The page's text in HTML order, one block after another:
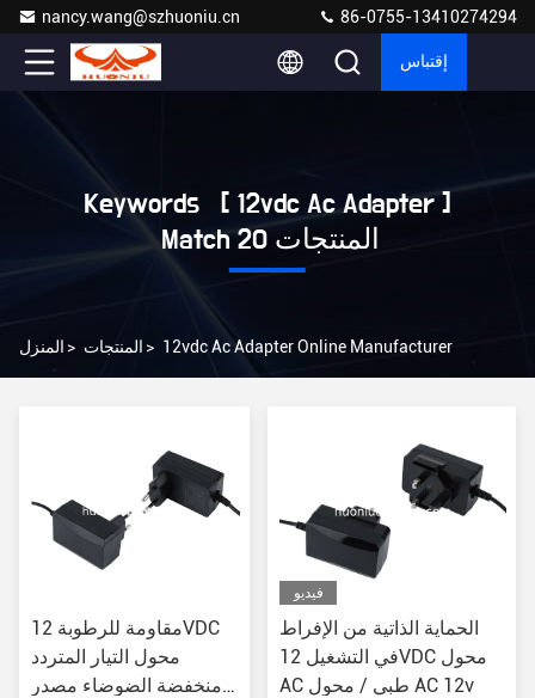
nancy.wang@szhuoniu.cn 86-0755-13410274294
إقتباس
Keywords [ 12vdc Ac Adapter ]
Match 20 المنتجات
المنزل > المنتجات > 12vdc Ac Adapter Online Manufacturer
مقاومة للرطوبة 12VDC
محول التيار المتردد
منخفضة الضوضاء مصدر
فيديو
الحماية الذاتية من الإفراط
في التشغيل 12VDC محول
AC طبي / محول AC 12v